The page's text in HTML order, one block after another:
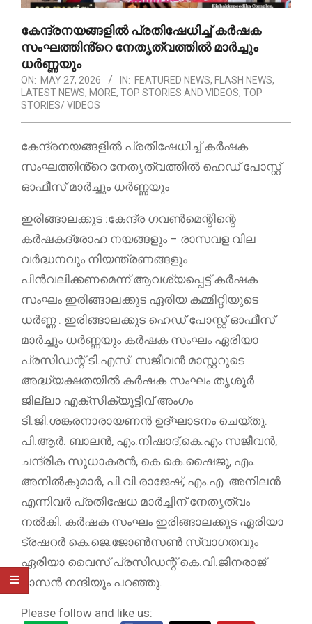
കേന്ദ്രനയങ്ങളിൽ പ്രതിഷേധിച്ച് കർഷക
സംഘത്തിൻ്റെ നേതൃത്വത്തിൽ മാർച്ചും
ധർണ്ണയും
ON: MAY 27, 2026 IN: FEATURED NEWS, FLASH NEWS,
LATEST NEWS, MORE, TOP STORIES AND VIDEOS, TOP
STORIES/ VIDEOS
കേന്ദ്രനയങ്ങളിൽ പ്രതിഷേധിച്ച് കർഷക
സംഘത്തിൻ്റെ നേതൃത്വത്തിൽ ഹെഡ് പോസ്റ്റ്
ഓഫീസ് മാർച്ചും ധർണ്ണയും
ഇരിങ്ങാലക്കുട :കേന്ദ്ര ഗവൺമെന്റിന്റെ
കർഷകദ്രോഹ നയങ്ങളും – രാസവള വില
വർദ്ധനവും നിയന്ത്രണങ്ങളും
പിൻവലിക്കണമെന്ന് ആവശ്യപ്പെട്ട് കർഷക
സംഘം ഇരിങ്ങാലക്കുട ഏരിയ കമ്മിറ്റിയുടെ
ധർണ്ണ . ഇരിങ്ങാലക്കുട ഹെഡ് പോസ്റ്റ് ഓഫീസ്
മാർച്ചും ധർണ്ണയും കർഷക സംഘം ഏരിയാ
പ്രസിഡന്റ് ടി.എസ്. സജീവൻ മാസ്റ്ററുടെ
അദ്ധ്യക്ഷതയിൽ കർഷക സംഘം തൃശൂർ
ജില്ലാ എക്സിക്യൂട്ടീവ് അംഗം
ടി.ജി.ശങ്കരനാരായണൻ ഉദ്ഘാടനം ചെയ്തു.
പി.ആർ. ബാലൻ, എം.നിഷാദ്,കെ.എം സജീവൻ,
ചന്ദ്രിക സുധാകരൻ, കെ.കെ.ഷൈജു, എം.
അനിൽകുമാർ, പി.വി.രാജേഷ്, എം.എ. അനിലൻ
എന്നിവർ പ്രതിഷേധ മാർച്ചിന് നേതൃത്വം
നൽകി. കർഷക സംഘം ഇരിങ്ങാലക്കുട ഏരിയാ
ട്രഷറർ കെ.ജെ.ജോൺസൺ സ്വാഗതവും
ഏരിയാ വൈസ് പ്രസിഡന്റ് കെ.വി.ജിനരാജ്
ദാസൻ നന്ദിയും പറഞ്ഞു.
Please follow and like us: